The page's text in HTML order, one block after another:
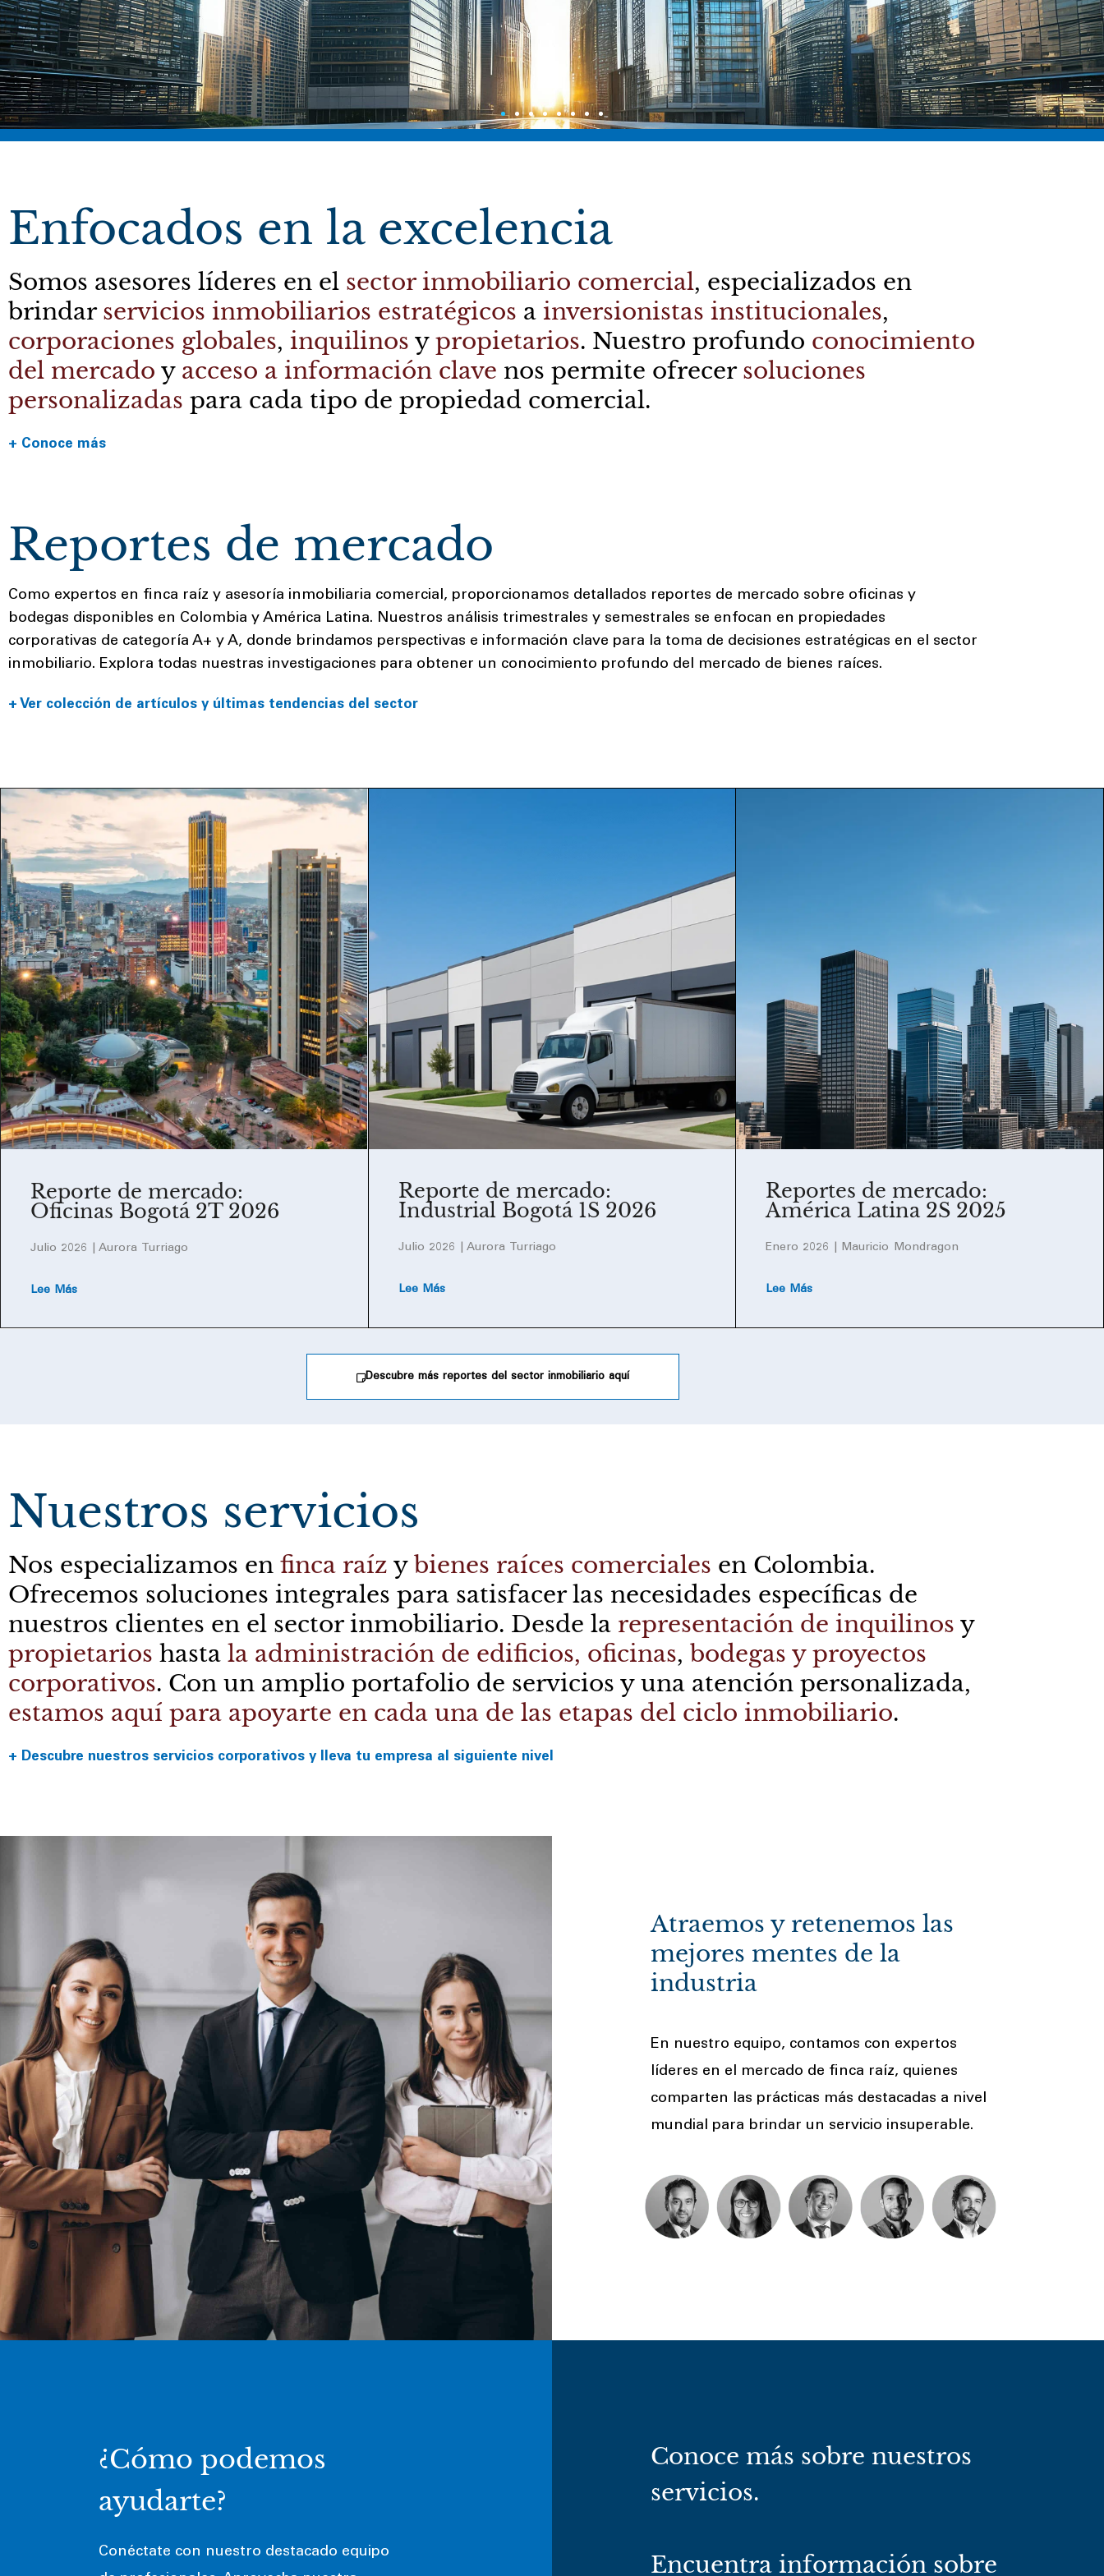
Reporte del mercado industrial Bogotá 1S
2026
Nuestro reporte de mercado inmobiliario, enfocado en bodegas clase A, contiene insights e indicadores clave sobre el
dinamismo del sector industrial que te permitirán tomar decisiones estratégicas informadas para optimizar tus inversiones.
+ Ver reporte
Enfocados en la excelencia
Somos asesores líderes en el sector inmobiliario comercial, especializados en
brindar servicios inmobiliarios estratégicos a inversionistas institucionales,
corporaciones globales, inquilinos y propietarios. Nuestro profundo conocimiento
del mercado y acceso a información clave nos permite ofrecer soluciones
personalizadas para cada tipo de propiedad comercial.
+ Conoce más
Reportes de mercado
Como expertos en finca raíz y asesoría inmobiliaria comercial, proporcionamos detallados reportes de mercado sobre oficinas y
bodegas disponibles en Colombia y América Latina. Nuestros análisis trimestrales y semestrales se enfocan en propiedades
corporativas de categoría A+ y A, donde brindamos perspectivas e información clave para la toma de decisiones estratégicas en el sector
inmobiliario. Explora todas nuestras investigaciones para obtener un conocimiento profundo del mercado de bienes raíces.
+ Ver colección de artículos y últimas tendencias del sector
Reporte de mercado:
Oficinas Bogotá 2T 2026
Julio 2026 | Aurora Turriago
Lee Más
Reporte de mercado:
Industrial Bogotá 1S 2026
Julio 2026 | Aurora Turriago
Lee Más
Reportes de mercado:
América Latina 2S 2025
Enero 2026 | Mauricio Mondragon
Lee Más
Descubre más reportes del sector inmobiliario aquí
Nuestros servicios
Nos especializamos en finca raíz y bienes raíces comerciales en Colombia.
Ofrecemos soluciones integrales para satisfacer las necesidades específicas de
nuestros clientes en el sector inmobiliario. Desde la representación de inquilinos y
propietarios hasta la administración de edificios, oficinas, bodegas y proyectos
corporativos. Con un amplio portafolio de servicios y una atención personalizada,
estamos aquí para apoyarte en cada una de las etapas del ciclo inmobiliario.
+ Descubre nuestros servicios corporativos y lleva tu empresa al siguiente nivel
Atraemos y retenemos las
mejores mentes de la
industria
En nuestro equipo, contamos con expertos
líderes en el mercado de finca raíz, quienes
comparten las prácticas más destacadas a nivel
mundial para brindar un servicio insuperable.
¿Cómo podemos
ayudarte?
Conéctate con nuestro destacado equipo
Conoce más sobre nuestros
servicios.
Encuentra información sobre